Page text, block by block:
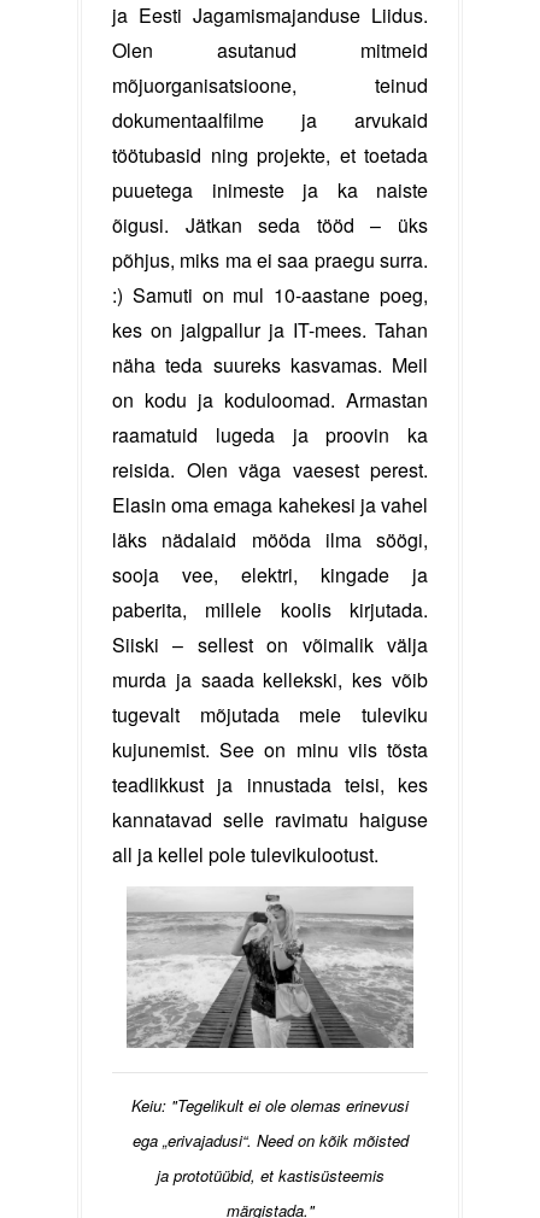
ja Eesti Jagamismajanduse Liidus.
Olen asutanud mitmeid
mõjuorganisatsioone, teinud
dokumentaalfilme ja arvukaid
töötubasid ning projekte, et toetada
puuetega inimeste ja ka naiste
õigusi. Jätkan seda tööd – üks
põhjus, miks ma ei saa praegu surra.
:) Samuti on mul 10-aastane poeg,
kes on jalgpallur ja IT-mees. Tahan
näha teda suureks kasvamas. Meil
on kodu ja koduloomad. Armastan
raamatuid lugeda ja proovin ka
reisida. Olen väga vaesest perest.
Elasin oma emaga kahekesi ja vahel
läks nädalaid mööda ilma söögi,
sooja vee, elektri, kingade ja
paberita, millele koolis kirjutada.
Siiski – sellest on võimalik välja
murda ja saada kellekski, kes võib
tugevalt mõjutada meie tuleviku
kujunemist. See on minu viis tõsta
teadlikkust ja innustada teisi, kes
kannatavad selle ravimatu haiguse
all ja kellel pole tulevikulootust.
Keiu: "Tegelikult ei ole olemas erinevusi
ega „erivajadusi“. Need on kõik mõisted
ja prototüübid, et kastisüsteemis
märgistada."